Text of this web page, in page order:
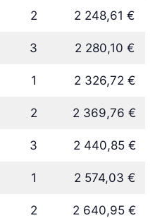
2 2 248,61 €
3 2 280,10 €
1 2 326,72 €
2 2 369,76 €
3 2 440,85 €
1 2 574,03 €
2 2 640,95 €